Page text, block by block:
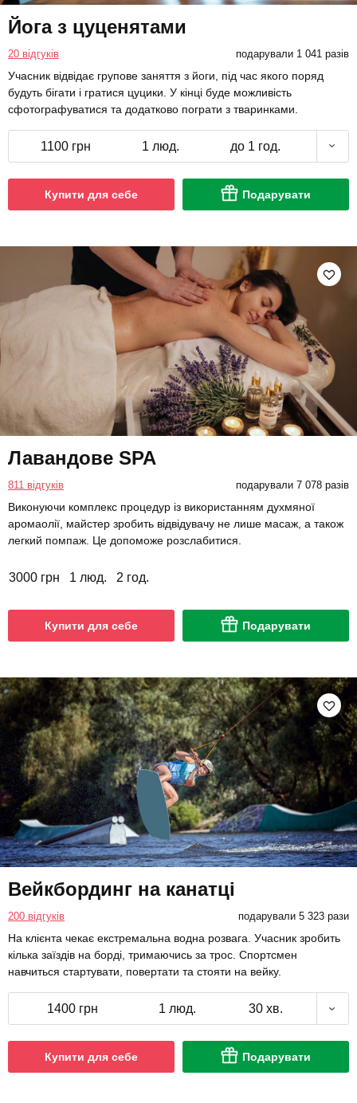
Йога з цуценятами
20 відгуків подарували 1 041 разів
Учасник відвідає групове заняття з йоги, під час якого поряд
будуть бігати і гратися цуцики. У кінці буде можливість
сфотографуватися та додатково пограти з тваринками.
1100 грн 1 люд. до 1 год.
Купити для себе Подарувати
Лавандове SPA
811 відгуків подарували 7 078 разів
Виконуючи комплекс процедур із використанням духмяної
аромаолії, майстер зробить відвідувачу не лише масаж, а також
легкий помпаж. Це допоможе розслабитися.
3000 грн 1 люд. 2 год.
Купити для себе Подарувати
Вейкбординг на канатці
200 відгуків подарували 5 323 рази
На клієнта чекає екстремальна водна розвага. Учасник зробить
кілька заїздів на борді, тримаючись за трос. Спортсмен
навчиться стартувати, повертати та стояти на вейку.
1400 грн 1 люд. 30 хв.
Купити для себе Подарувати